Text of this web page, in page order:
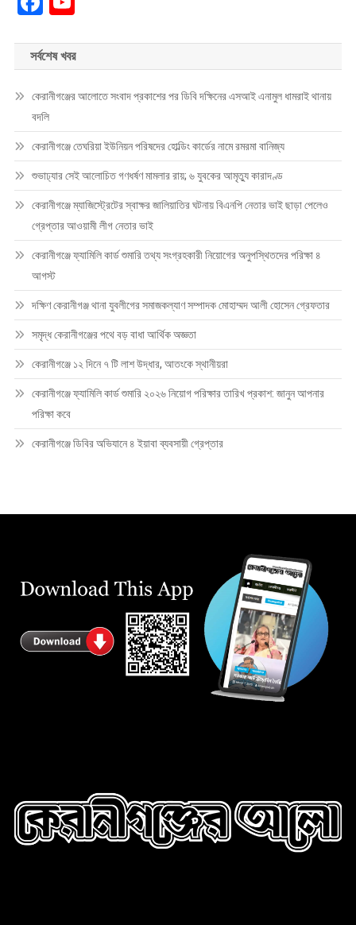
সর্বশেষ খবর
কেরানীগঞ্জের আলোতে সংবাদ প্রকাশের পর ডিবি দক্ষিনের এসআই এনামুল ধামরাই থানায়
বদলি
কেরানীগঞ্জে তেঘরিয়া ইউনিয়ন পরিষদের হোল্ডিং কার্ডের নামে রমরমা বানিজ্য
শুভাঢ্যার সেই আলোচিত গণধর্ষণ মামলার রায়; ৬ যুবকের আমৃত্যু কারাদণ্ড
কেরানীগঞ্জে ম্যাজিস্ট্রেটের স্বাক্ষর জালিয়াতির ঘটনায় বিএনপি নেতার ভাই ছাড়া পেলেও
গ্রেপ্তার আওয়ামী লীগ নেতার ভাই
কেরানীগঞ্জে ফ্যামিলি কার্ড শুমারি তথ্য সংগ্রহকারী নিয়োগের অনুপস্থিতদের পরিক্ষা ৪
আগস্ট
দক্ষিণ কেরানীগঞ্জ থানা যুবলীগের সমাজকল্যাণ সম্পাদক মোহাম্মদ আলী হোসেন গ্রেফতার
সমৃদ্ধ কেরানীগঞ্জের পথে বড় বাধা আর্থিক অজ্ঞতা
কেরানীগঞ্জে ১২ দিনে ৭ টি লাশ উদ্ধার, আতংকে স্থানীয়রা
কেরানীগঞ্জে ফ্যামিলি কার্ড শুমারি ২০২৬ নিয়োগ পরিক্ষার তারিখ প্রকাশ: জানুন আপনার
পরিক্ষা কবে
কেরানীগঞ্জে ডিবির অভিযানে ৪ ইয়াবা ব্যবসায়ী গ্রেপ্তার